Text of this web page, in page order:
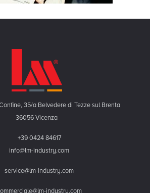
35/a Belvedere di Tezze sul Brenta
36056 Vicenza
+39 0424 84617
info@lm-industry.com
service@lm-industry.com
industry.com